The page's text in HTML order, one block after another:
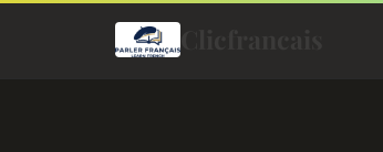
Clicfrancais